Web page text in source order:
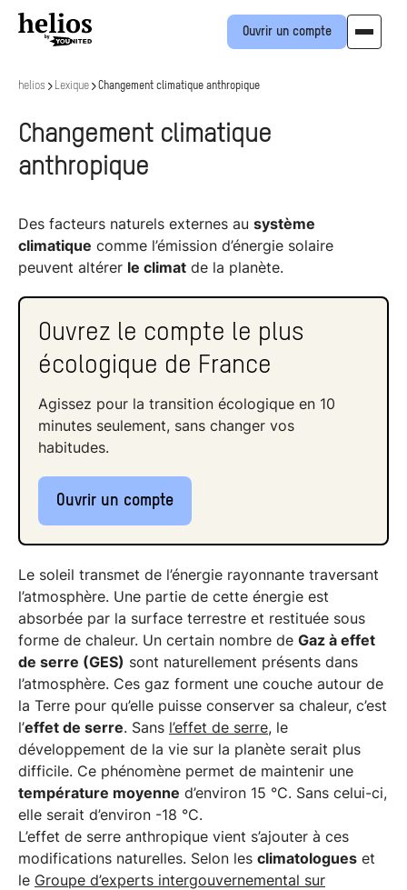
Ouvrir un compte
helios Lexique Changement climatique anthropique
Changement climatique
anthropique
Des facteurs naturels externes au système
climatique comme l’émission d’énergie solaire
peuvent altérer le climat de la planète.
Ouvrez le compte le plus
écologique de France
Agissez pour la transition écologique en 10
minutes seulement, sans changer vos
habitudes.
Ouvrir un compte
Le soleil transmet de l’énergie rayonnante traversant
l’atmosphère. Une partie de cette énergie est
absorbée par la surface terrestre et restituée sous
forme de chaleur. Un certain nombre de Gaz à effet
de serre (GES) sont naturellement présents dans
l’atmosphère. Ces gaz forment une couche autour de
la Terre pour qu’elle puisse conserver sa chaleur, c’est
l’effet de serre. Sans l’effet de serre, le
développement de la vie sur la planète serait plus
difficile. Ce phénomène permet de maintenir une
température moyenne d’environ 15 °C. Sans celui-ci,
elle serait d’environ -18 °C.
L’effet de serre anthropique vient s’ajouter à ces
modifications naturelles. Selon les climatologues et
le Groupe d’experts intergouvernemental sur